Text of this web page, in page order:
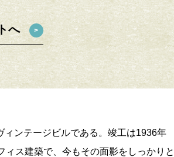
へ
ンテージビルである。竣工は1936年
ィス建築で、今もその面影をしっかりと